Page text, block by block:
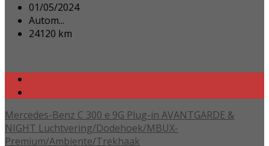
01/05/2024
Autom...
24120 km
Mercedes-Benz C 300 e 9G Plug-in AVANTGARDE &
NIGHT Luchtvering/Dodehoek/MBUX-
Premium/Ambiente/Trekhaak